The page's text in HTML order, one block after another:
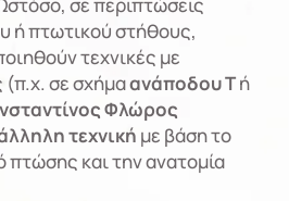
ή πτωτικού στήθους,
τεχνικές με
(π.χ. σε σχήμαανάποδου Τή
Φλώρος
τεχνική με βάση το
και την ανατομία